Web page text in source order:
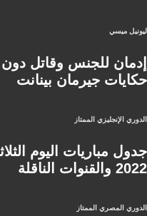
ليونيل ميسي
إدمان للجنس وقاتل
حكايات جيرمان بينانت
الدوري الإنجليزي الممتاز
2022 والقنوات الناقلة
الدوري المصري الممتاز